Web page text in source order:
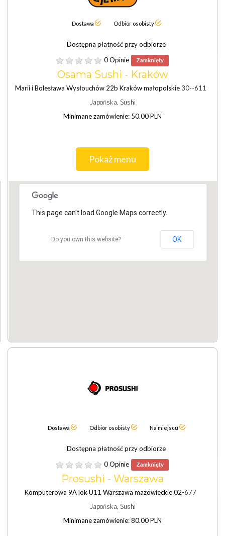
Dostawa Odbiór osobisty
Dostępna płatność przy odbiorze
0 Opinie
Zamknięty
Osama Sushi - Kraków
Marii i Bolesława Wysłouchów 22b Kraków małopolskie 30--611
Japońska, Sushi
Minimane zamówienie: 50.00 PLN
Pokaż menu
This page can't load Google Maps correctly.
Do you own this website? OK
Dostawa Odbiór osobisty Na miejscu
Dostępna płatność przy odbiorze
0 Opinie
Zamknięty
Prosushi - Warszawa
Komputerowa 9A lok U11 Warszawa mazowieckie 02-677
Japońska, Sushi
Minimane zamówienie: 80.00 PLN